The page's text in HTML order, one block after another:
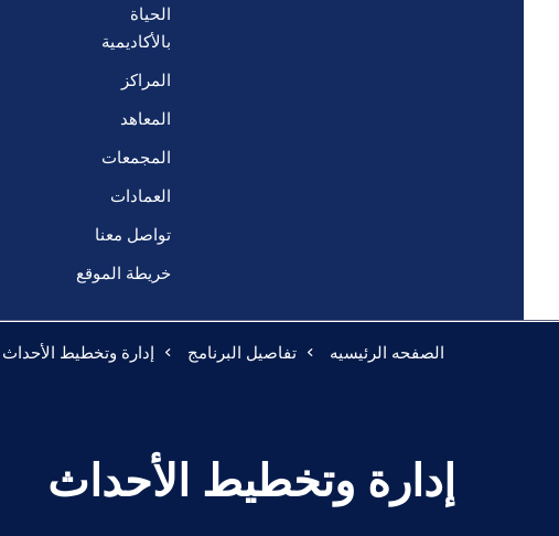
الحياة
بالأكاديمية
المراكز
المعاهد
المجمعات
العمادات
تواصل معنا
خريطة الموقع
الصفحه الرئيسيه تفاصيل البرنامج إدارة وتخطيط الأحداث
إدارة وتخطيط الأحداث